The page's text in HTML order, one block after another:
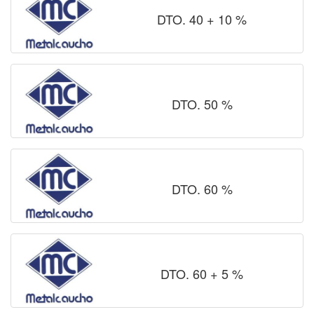
DTO. 40 + 10 %
DTO. 50 %
DTO. 60 %
DTO. 60 + 5 %